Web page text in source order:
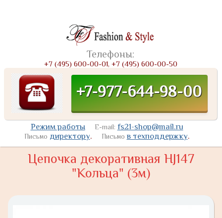
Телефоны:
+7 (495) 600-00-01, +7 (495) 600-00-50
+7-977-644-98-00
Режим работы E-mail: fs21-shop@mail.ru
Письмо директору. Письмо в техподдержку.
Цепочка декоративная HJ147
"Кольца" (3м)